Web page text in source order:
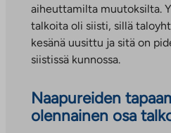
aiheuttamilta muutoksilta.
talkoita oli siisti, sillä
kesänä uusittu ja sitä on
siistissä kunnossa.
Naapureiden
olennainen osa